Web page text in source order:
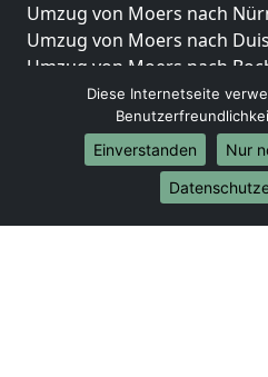
Umzug von Moers nach
Umzug von Moers nach
Umzug von Moers nach
Umzug von Moers nach
Umzug von Moers nach
Umzug von Moers nach
Umzug von Moers nach
Diese Internetseite
Einverstanden
Nur